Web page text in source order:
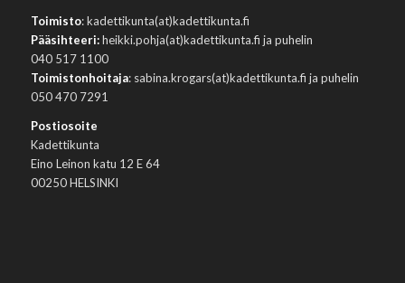
Toimisto: kadettikunta(at)kadettikunta.fi
Pääsihteeri:heikki.pohja(at)kadettikunta.fi ja puhelin
040 517 1100
Toimistonhoitaja: sabina.krogars(at)kadettikunta.fi ja puhelin
050 470 7291
Postiosoite
Kadettikunta
Eino Leinon katu 12 E 64
00250 HELSINKI